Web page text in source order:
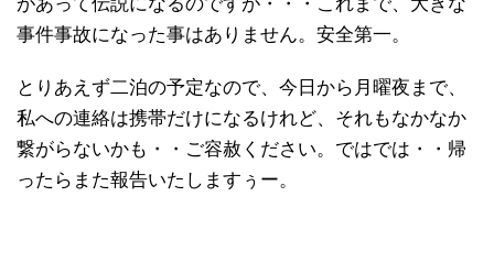
事件事故になった事はありません。安全第一。
とりあえず二泊の予定なので、今日から月曜夜まで、
私への連絡は携帯だけになるけれど、それもなかなか
繋がらないかも・・ご容赦ください。ではでは・・帰
ったらまた報告いたしますぅー。